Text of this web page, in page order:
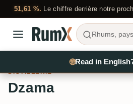
51,61 %. Le chiffre derrière notre
Rhums,
Pays Madagascar
DISTILLERIE
Dzama
🌐Read in